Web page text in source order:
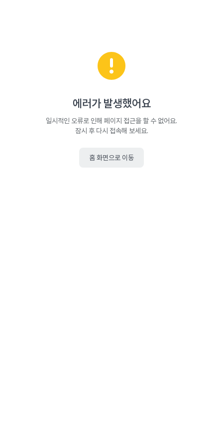
에러가 발생했어요
일시적인 오류로 인해 페이지 접근을 할 수 없어요.
잠시 후 다시 접속해 보세요.
홈 화면으로 이동